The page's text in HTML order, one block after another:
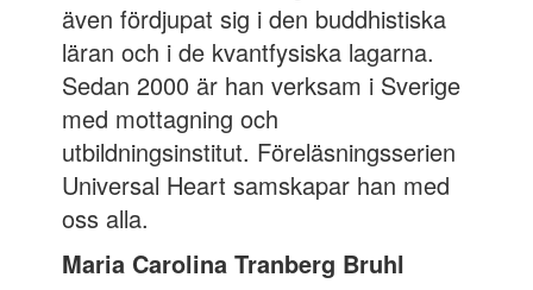
även fördjupat sig i den buddhistiska
läran och i de kvantfysiska lagarna.
Sedan 2000 är han verksam i Sverige
med mottagning och
utbildningsinstitut. Föreläsningsserien
Universal Heart samskapar han med
oss alla.
Maria Carolina Tranberg Bruhl